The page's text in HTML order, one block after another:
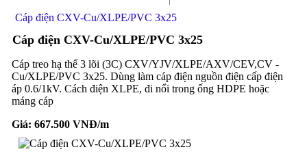
Cáp điện CXV-Cu/XLPE/PVC 3x25
Cáp điện CXV-Cu/XLPE/PVC 3x25
Cáp treo hạ thế 3 lõi (3C) CXV/YJV/XLPE/AXV/CEV,CV -
Cu/XLPE/PVC 3x25. Dùng làm cáp điện nguồn điện cấp điện
áp 0.6/1kV. Cách điện XLPE, đi nổi trong ống HDPE hoặc
máng cáp
Giá: 667.500VNĐ/m